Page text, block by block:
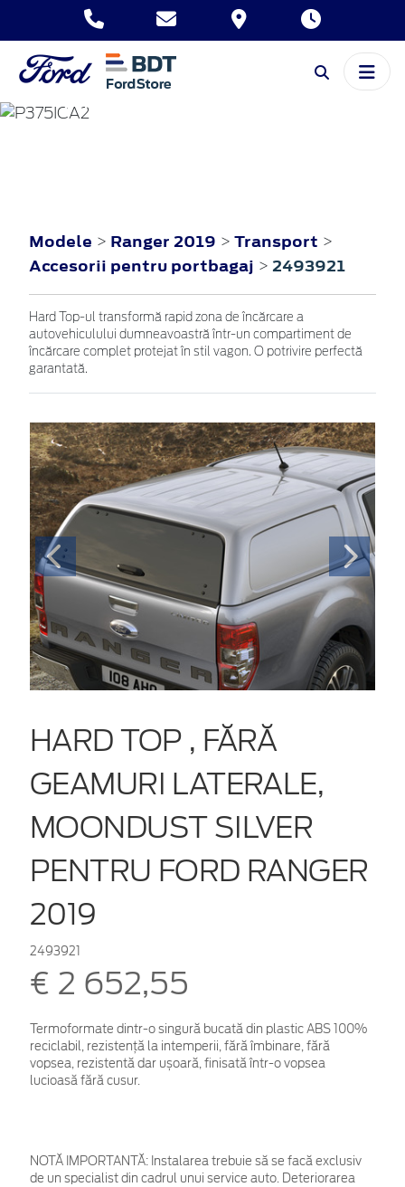
RANGER
Modele > Ranger 2019 > Transport >
Accesorii pentru portbagaj > 2493921
Hard Top-ul transformă rapid zona de încărcare a
autovehiculului dumneavoastră într-un compartiment de
încărcare complet protejat în stil vagon. O potrivire perfectă
garantată.
HARD TOP , FĂRĂ
GEAMURI LATERALE,
MOONDUST SILVER
PENTRU FORD RANGER
2019
2493921
€ 2 652,55
Termoformate dintr-o singură bucată din plastic ABS 100%
reciclabil, rezistență la intemperii, fără îmbinare, fără
vopsea, rezistentă dar ușoară, finisată într-o vopsea
lucioasă fără cusur.
NOTĂ IMPORTANTĂ: Instalarea trebuie să se facă exclusiv
de un specialist din cadrul unui service auto. Deteriorarea